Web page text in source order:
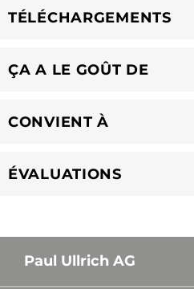
TÉLÉCHARGEMENTS
ÇA A LE GOÛT DE
CONVIENT À
ÉVALUATIONS
Paul Ullrich AG